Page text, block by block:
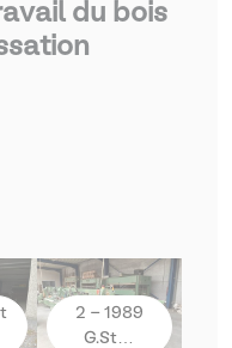
du bois
2 - 1989
G.St…